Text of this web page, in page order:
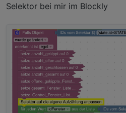
Selektor bei mir im Blockly